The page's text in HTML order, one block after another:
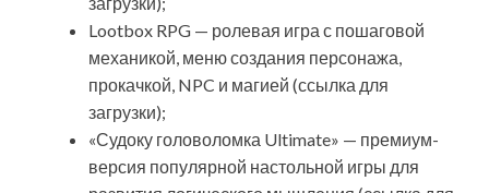
Lootbox RPG — ролевая игра с пошаговой
механикой, меню создания персонажа,
прокачкой, NPC и магией (ссылка для
загрузки);
«Судоку головоломка Ultimate» — премиум-
версия популярной настольной игры для